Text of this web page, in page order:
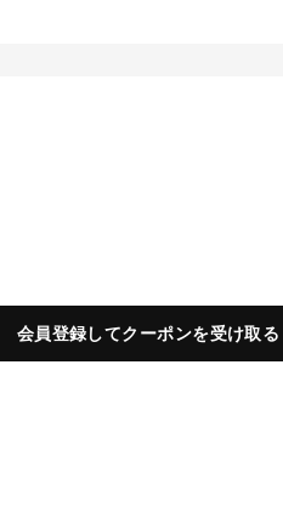
会員登録してクーポンを受け取る